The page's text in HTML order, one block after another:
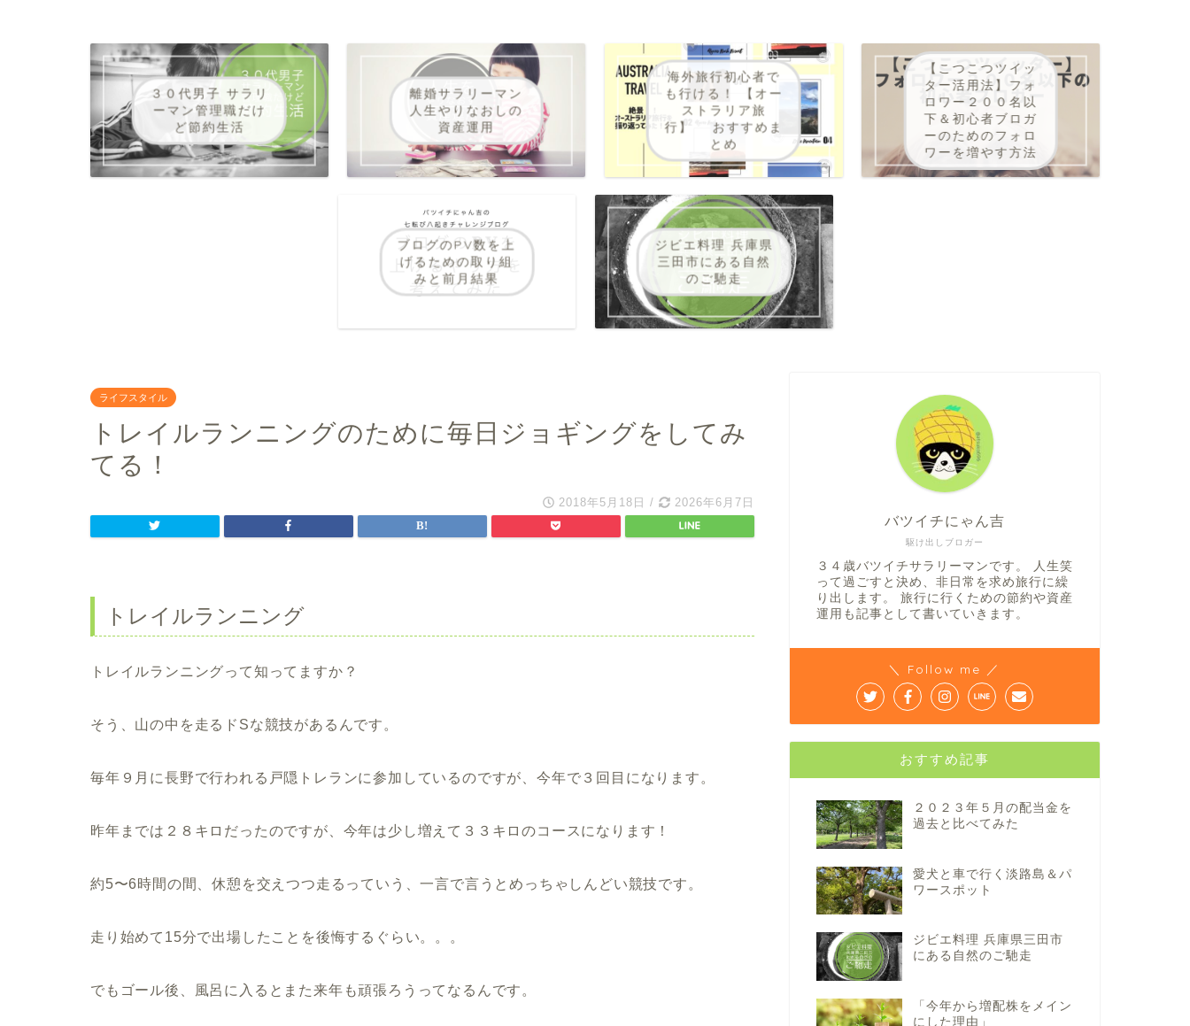
３０代男子 サラリ
ーマン管理職だけ
ど節約生活
離婚サラリーマン
人生やりなおしの
資産運用
海外旅行初心者で
も行ける！ 【オー
ストラリア旅
行】 おすすめま
とめ
【こつこつツイッ
ター活用法】フォ
ロワー２００名以
下＆初心者ブロガ
ーのためのフォロ
ワーを増やす方法
ブログのPV数を上
げるための取り組
みと前月結果
ジビエ料理 兵庫県
三田市にある自然
のご馳走
ライフスタイル
トレイルランニングのために毎日ジョギングをしてみ
てる！
2018年5月18日 / 2026年6月7日
トレイルランニング
トレイルランニングって知ってますか？
そう、山の中を走るドSな競技があるんです。
毎年９月に長野で行われる戸隠トレランに参加しているのですが、今年で３回目になります。
昨年までは２８キロだったのですが、今年は少し増えて３３キロのコースになります！
約5〜6時間の間、休憩を交えつつ走るっていう、一言で言うとめっちゃしんどい競技です。
走り始めて15分で出場したことを後悔するぐらい。。。
でもゴール後、風呂に入るとまた来年も頑張ろうってなるんです。
駆け出しブロガー
バツイチにゃん吉
３４歳バツイチサラリーマンです。 人生笑
って過ごすと決め、非日常を求め旅行に繰
り出します。 旅行に行くための節約や資産
運用も記事として書いていきます。
＼ Follow me ／
おすすめ記事
２０２３年５月の配当金を
過去と比べてみた
愛犬と車で行く淡路島＆パ
ワースポット
ジビエ料理 兵庫県三田市
にある自然のご馳走
「今年から増配株をメイン
にした理由」